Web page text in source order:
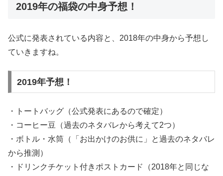
2019年の福袋の中身予想！
公式に発表されている内容と、2018年の中身から予想し
ていきますね。
2019年予想！
・トートバッグ（公式発表にあるので確定）
・コーヒー豆（過去のネタバレから考えて2つ）
・ボトル・水筒（「お出かけのお供に」と過去のネタバレ
から推測）
・ドリンクチケット付きポストカード（2018年と同じな